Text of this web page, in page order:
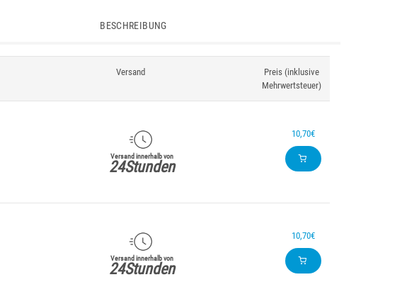
BESCHREIBUNG
Versand
Preis (inklusive
Mehrwertsteuer)
Versand innerhalb von
24Stunden
10,70€
Versand innerhalb von
24Stunden
10,70€